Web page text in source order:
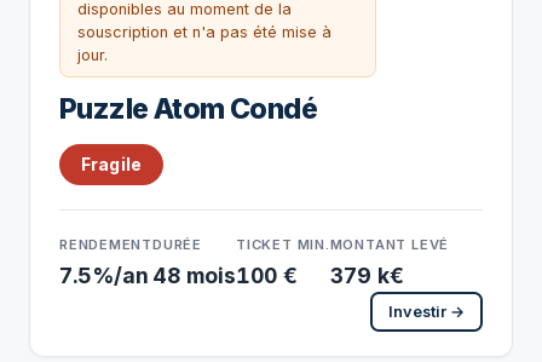
disponibles au moment de la
souscription et n'a pas été mise à
jour.
Puzzle Atom Condé
Fragile
RENDEMENT
7.5%/an
DURÉE
48 mois
TICKET MIN.
100 €
MONTANT LEVÉ
379 k€
Investir →